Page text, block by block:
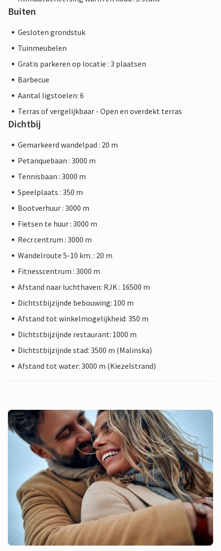
Buiten
Gesloten grondstuk
Tuinmeubelen
Gratis parkeren op locatie : 3 plaatsen
Barbecue
Aantal ligstoelen: 6
Terras of vergelijkbaar - Open en overdekt terras
Dichtbij
Gemarkeerd wandelpad : 20 m
Petanquebaan : 3000 m
Tennisbaan : 3000 m
Speelplaats : 350 m
Bootverhuur : 3000 m
Fietsen te huur : 3000 m
Recr.centrum : 3000 m
Wandelroute 5-10 km. : 20 m
Fitnesscentrum : 3000 m
Afstand naar luchthaven: RJK : 16500 m
Dichtstbijzijnde bebouwing: 100 m
Afstand tot winkelmogelijkheid: 350 m
Dichtstbijzijnde restaurant: 1000 m
Dichtstbijzijnde stad: 3500 m (Malinska)
Afstand tot water: 3000 m (Kiezelstrand)